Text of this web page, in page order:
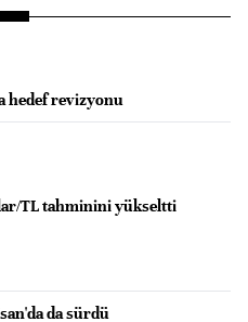
hedef revizyonu
TL tahminini yükseltti
da sürdü